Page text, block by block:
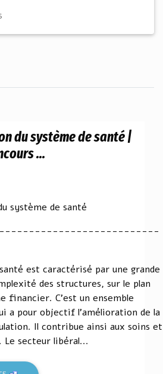
du système de santé |
...
système de santé
est caractérisé par une grande
des structures, sur le plan
financier. C'est un ensemble
a pour objectif l'amélioration de la
Il contribue ainsi aux soins et
Le secteur libéral...